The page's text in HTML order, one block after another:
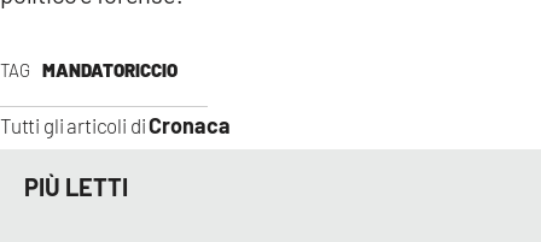
ANDROID
APPLE
TAG MANDATORICCIO
Tutti gli articoli diCronaca
PIÙ LETTI